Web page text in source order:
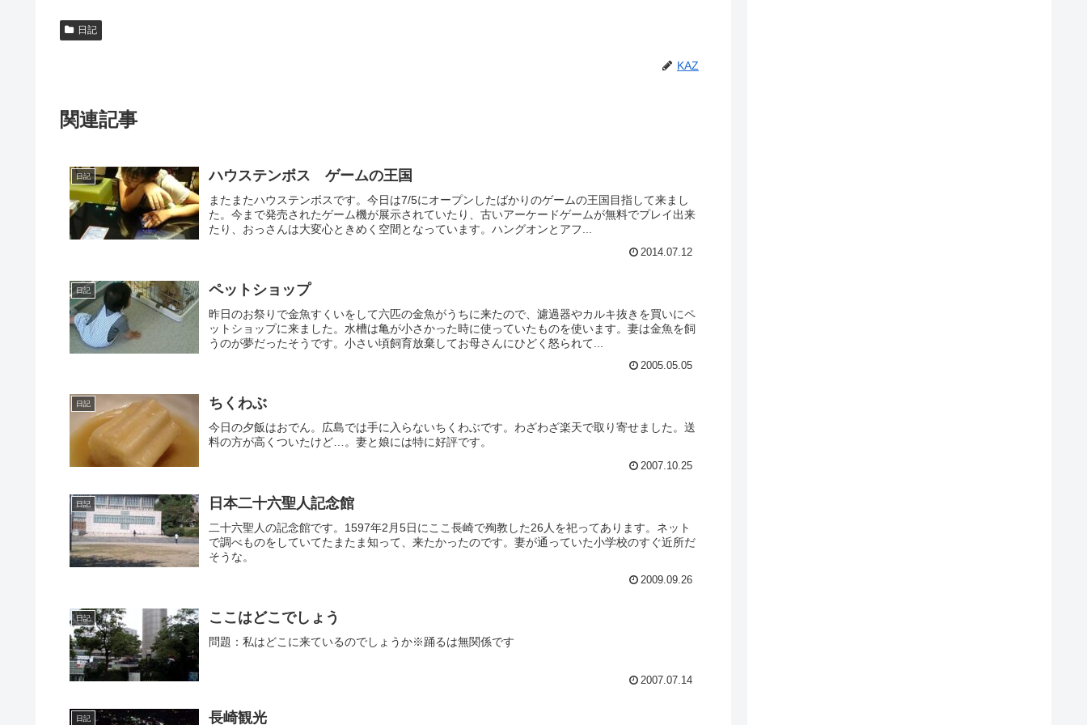
日記
KAZ
関連記事
日記 ハウステンボス ゲームの王国
またまたハウステンボスです。今日は7/5にオープンしたばかりのゲームの王国目指して来まし
た。今まで発売されたゲーム機が展示されていたり、古いアーケードゲームが無料でプレイ出来
たり、おっさんは大変心ときめく空間となっています。ハングオンとアフ...
2014.07.12
日記 ペットショップ
昨日のお祭りで金魚すくいをして六匹の金魚がうちに来たので、濾過器やカルキ抜きを買いにペ
ットショップに来ました。水槽は亀が小さかった時に使っていたものを使います。妻は金魚を飼
うのが夢だったそうです。小さい頃飼育放棄してお母さんにひどく怒られて...
2005.05.05
日記 ちくわぶ
今日の夕飯はおでん。広島では手に入らないちくわぶです。わざわざ楽天で取り寄せました。送
料の方が高くついたけど…。妻と娘には特に好評です。
2007.10.25
日記 日本二十六聖人記念館
二十六聖人の記念館です。1597年2月5日にここ長崎で殉教した26人を祀ってあります。ネット
で調べものをしていてたまたま知って、来たかったのです。妻が通っていた小学校のすぐ近所だ
そうな。
2009.09.26
日記 ここはどこでしょう
問題：私はどこに来ているのでしょうか※踊るは無関係です
2007.07.14
日記 長崎観光